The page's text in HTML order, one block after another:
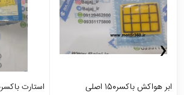
ابر هواکش باکسر150 اصلی استارت باکسر150 کاربرات اصلی
‹